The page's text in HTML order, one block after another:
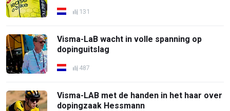
131
Visma-LaB wacht in volle spanning op
dopinguitslag
487
Visma-LAB met de handen in het haar over
dopingzaak Hessmann